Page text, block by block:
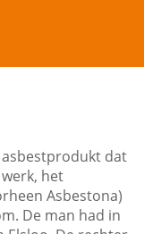
dat
het
Asbestona)
De man had in